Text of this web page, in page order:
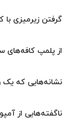
گرفتن زیرمیزی
از پلمپ کافه‌های
نشانه‌هایی که یک
ناگفته‌هایی از